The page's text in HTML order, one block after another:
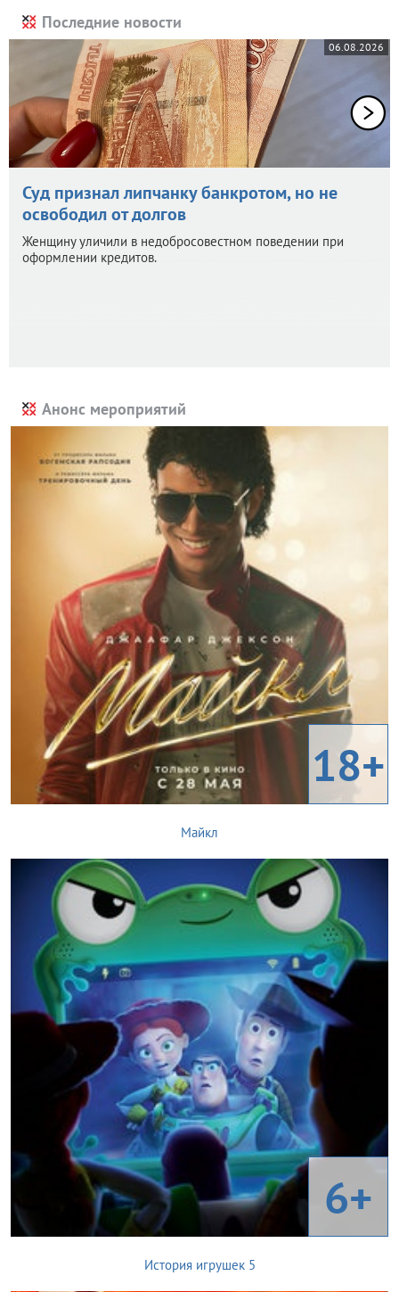
Последние новости
06.08.2026
Суд признал липчанку банкротом, но не
освободил от долгов
Женщину уличили в недобросовестном поведении при
оформлении кредитов.
Анонс мероприятий
18+
Майкл
6+
История игрушек 5